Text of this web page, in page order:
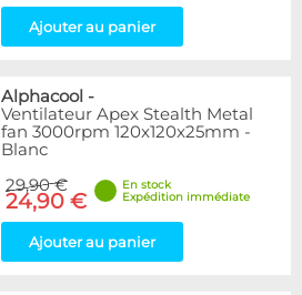
Ajouter au panier
Alphacool -
Ventilateur Apex Stealth Metal
fan 3000rpm 120x120x25mm -
Blanc
29,90 €
24,90 €
En stock
Expédition immédiate
Ajouter au panier